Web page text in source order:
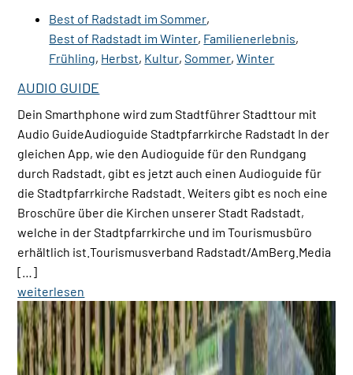
Best of Radstadt im Sommer,
Best of Radstadt im Winter, Familienerlebnis,
Frühling, Herbst, Kultur,Sommer,Winter
AUDIO GUIDE
Dein Smarthphone wird zum Stadtführer Stadttour mit
Audio GuideAudioguide Stadtpfarrkirche Radstadt In der
gleichen App, wie den Audioguide für den Rundgang
durch Radstadt, gibt es jetzt auch einen Audioguide für
die Stadtpfarrkirche Radstadt. Weiters gibt es noch eine
Broschüre über die Kirchen unserer Stadt Radstadt,
welche in der Stadtpfarrkirche und im Tourismusbüro
erhältlich ist.Tourismusverband Radstadt/AmBerg.Media
[…]
weiterlesen